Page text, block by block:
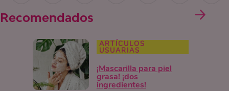
Recomendados
ARTÍCULOS
USUARIAS
¡Mascarilla para piel
grasa! ¡dos
ingredientes!